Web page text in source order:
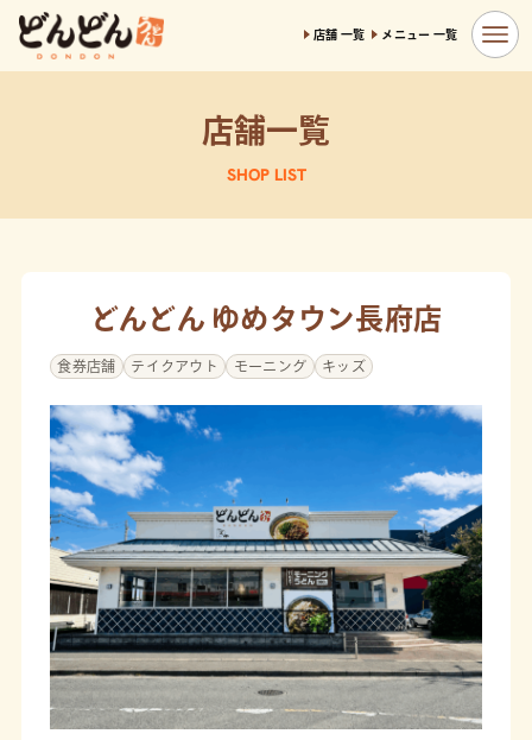
店舗一覧
SHOP LIST
どんどん ゆめタウン長府店
食券店舗 テイクアウト モーニング キッズ
店舗 一覧 メニュー 一覧